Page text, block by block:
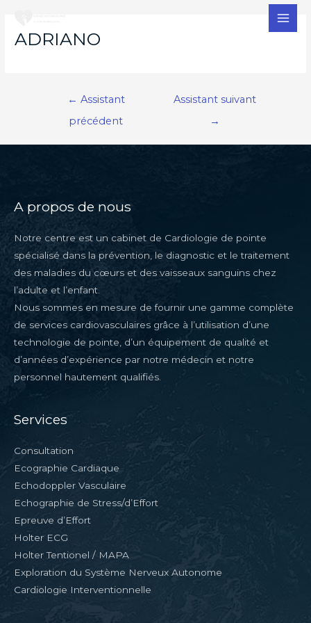
ADRIANO
Navigation
← Assistant
précédent
Assistant suivant
→
A propos de nous
Notre centre est un cabinet de Cardiologie de pointe
spécialisé dans la prévention, le diagnostic et le traitement
des maladies du cœurs et des vaisseaux sanguins chez
l’adulte et l’enfant.
Nous sommes en mesure de fournir une gamme complète
de services cardiovasculaires grâce à l’utilisation d’une
technologie de pointe, d’un équipement de qualité et
d’années d’expérience par notre médecin et notre
personnel hautement qualifiés.
Services
Consultation
Ecographie Cardiaque
Echodoppler Vasculaire
Echographie de Stress/d’Effort
Epreuve d’Effort
Holter ECG
Holter Tentionel / MAPA
Exploration du Système Nerveux Autonome
Cardiologie Interventionnelle